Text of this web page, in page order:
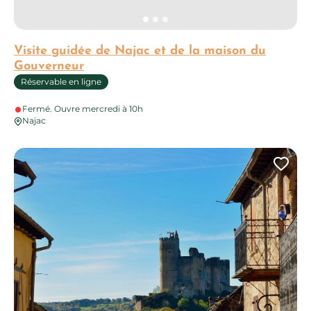
Visite guidée de Najac et de la maison du
Gouverneur
Réservable en ligne
Fermé. Ouvre mercredi à 10h
Najac